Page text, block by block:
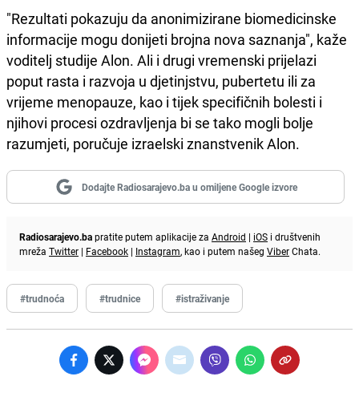
"Rezultati pokazuju da anonimizirane biomedicinske
informacije mogu donijeti brojna nova saznanja", kaže
voditelj studije Alon. Ali i drugi vremenski prijelazi
poput rasta i razvoja u djetinjstvu, pubertetu ili za
vrijeme menopauze, kao i tijek specifičnih bolesti i
njihovi procesi ozdravljenja bi se tako mogli bolje
razumjeti, poručuje izraelski znanstvenik Alon.
Dodajte Radiosarajevo.ba u omiljene Google izvore
Radiosarajevo.bapratite putem aplikacije za Android | iOS i društvenih
mreža Twitter | Facebook | Instagram, kao i putem našeg ViberChata.
#trudnoća #trudnice #istraživanje